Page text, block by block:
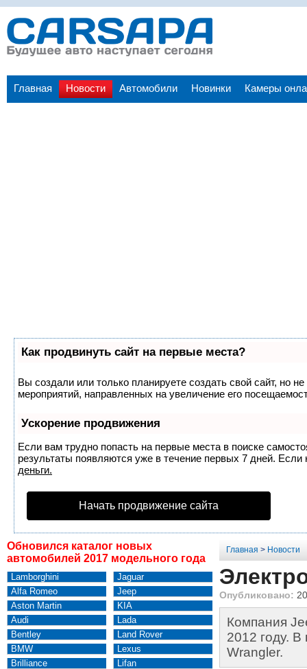
Главная Новости Автомобили Новинки Камеры
Как продвинуть сайт на первые места?
Вы создали или только планируете создать свой сайт, но
мероприятий, направленных на увеличение его
Ускорение продвижения
Если вам трудно попасть на первые места в поиске
результаты появляются уже в течение первых 7 дней.
деньги.
Начать продвижение сайта
Обновился каталог новых
автомобилей 2017 модельного года
Lamborghini
Alfa Romeo
Aston Martin
Audi
Bentley
BMW
Brilliance
Jaguar
Jeep
KIA
Lada
Land Rover
Lexus
Lifan
Главная > Новости
Опубликовано:
Компания
2012 году. В
Wrangler.